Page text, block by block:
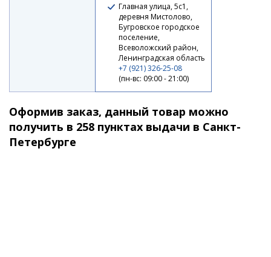
Главная улица, 5с1,
деревня Мистолово,
Бугровское городское
поселение,
Всеволожский район,
Ленинградская область
+7 (921) 326-25-08
(пн-вс: 09:00 - 21:00)
Оформив заказ, данный товар можно
получить в 258 пунктах выдачи в Санкт-
Петербурге